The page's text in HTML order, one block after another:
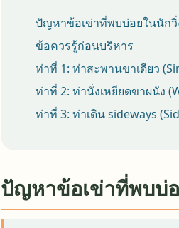
ปัญหาข้อเข่าที่พบบ่อยในนักวิ่
ข้อควรรู้ก่อนบริหาร
ท่าที่ 1: ท่าสะพานขาเดียว
ท่าที่ 2: ท่านั่งเหยียดขาผนัง
ท่าที่ 3: ท่าเดิน sideways
ปัญหาข้อเข่าที่พบบ่